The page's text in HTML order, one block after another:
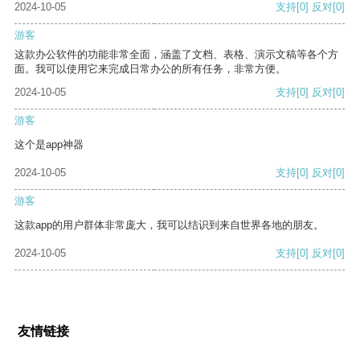
2024-10-05 支持[0] 反对[0]
游客
这款办公软件的功能非常全面，涵盖了文档、表格、演示文稿等各个方
面。我可以使用它来完成日常办公的所有任务，非常方便。
2024-10-05
支持[0] 反对[0]
游客
这个是app神器
2024-10-05 支持[0] 反对[0]
游客
这款app的用户群体非常庞大，我可以结识到来自世界各地的朋友。
2024-10-05 支持[0] 反对[0]
友情链接